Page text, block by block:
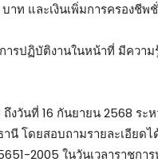
าท และเงินเพิ่มการครองชีพ
ารปฏิบัติงานในหน้าที่ มีคว
งวันที่ 16 กันยายน 2568 ระ
นี โดยสอบถามรายละเอียด
2005 ในวันเวลาราชกา